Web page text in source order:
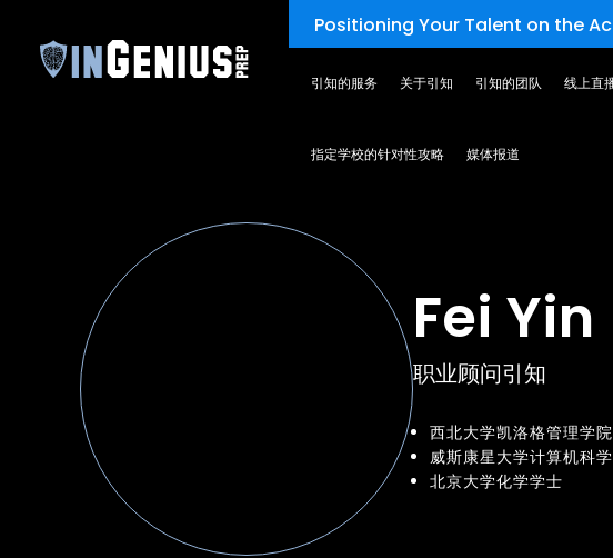
Positioning Your Talent on the
引知的服务 关于引知 引知的团队 线上直
指定学校的针对性攻略 媒体报道
Fei Yin
职业顾问引知
西北大学凯洛格管理学
威斯康星大学计算机科
北京大学化学学士